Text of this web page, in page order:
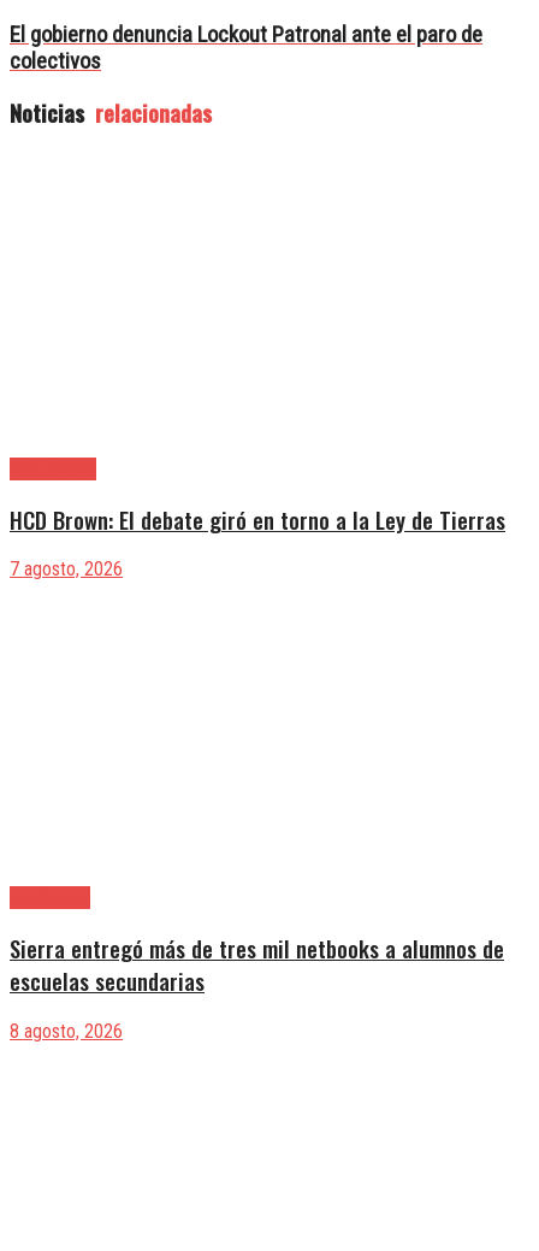
El gobierno denuncia Lockout Patronal ante el paro de
colectivos
Noticias relacionadas
HCD Brown: El debate giró en torno a la Ley de Tierras
7 agosto, 2026
Sierra entregó más de tres mil netbooks a alumnos de
escuelas secundarias
8 agosto, 2026